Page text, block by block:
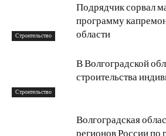
Строительство
Подрядчик сорвал
программу
области
Строительство
В Волгоградской
строительства
Волгоградская
регионов России по